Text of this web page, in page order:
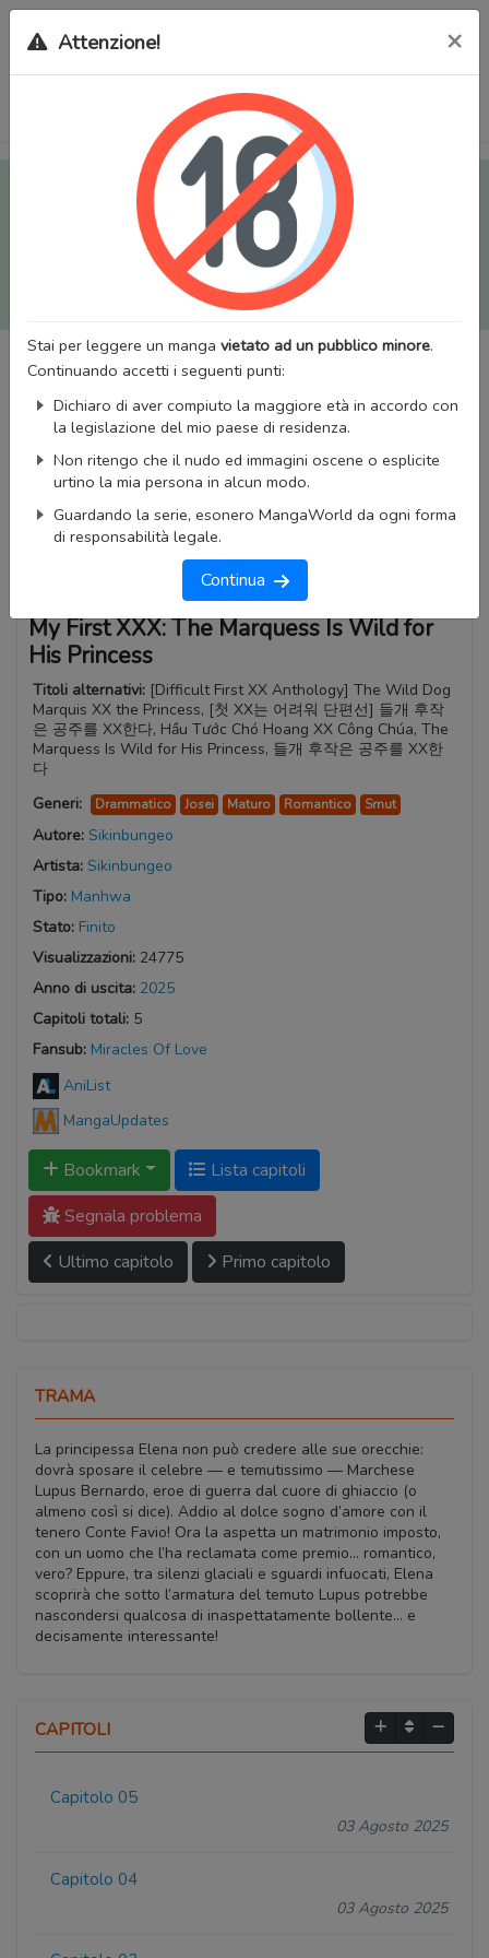
Tutti i Doujinshi e Manga per adulti (+18) sono stati trasferiti
sul nostro nuovo sito (
mangaworldadult.net
); invece, per i
Manga classici, puoi utilizzare
MangaWorld
Potrai effettuare illogincon il tuo account di MangaWorld
tutti i dati sono condivisi tra i due siti,
perderai alcun dato, inclusi bookmarks e premium
Attenzione! ×
Stai per leggere un manga vietato ad un pubblico minore.
Continuando accetti i seguenti punti:
Dichiaro di aver compiuto la maggiore età in accordo con
la legislazione del mio paese di residenza.
Non ritengo che il nudo ed immagini oscene o esplicite
urtino la mia persona in alcun modo.
Guardando la serie, esonero MangaWorld da ogni forma
di responsabilità legale.
Continua
My First XXX: The Marquess Is Wild for
His Princess
Titoli alternativi: [Difficult First XX Anthology] The Wild Dog
Marquis XX the Princess, [첫 XX는 어려워 단편선] 들개 후작
은 공주를 XX한다, Hầu Tước Chó Hoang XX Công Chúa, The
Marquess Is Wild for His Princess, 들개 후작은 공주를 XX한
다
Generi:
Drammatico Josei Maturo Romantico Smut
Autore: Sikinbungeo
Artista: Sikinbungeo
Tipo: Manhwa
Stato: Finito
Visualizzazioni: 24775
Anno di uscita: 2025
Capitoli totali: 5
Fansub: Miracles Of Love
AniList
MangaUpdates
Bookmark
Lista capitoli
Segnala problema
Ultimo capitolo
Primo capitolo
TRAMA
La principessa Elena non può credere alle sue orecchie:
dovrà sposare il celebre — e temutissimo — Marchese
Lupus Bernardo, eroe di guerra dal cuore di ghiaccio (o
almeno così si dice). Addio al dolce sogno d’amore con il
tenero Conte Favio! Ora la aspetta un matrimonio imposto,
con un uomo che l’ha reclamata come premio… romantico,
vero? Eppure, tra silenzi glaciali e sguardi infuocati, Elena
scoprirà che sotto l’armatura del temuto Lupus potrebbe
nascondersi qualcosa di inaspettatamente bollente… e
decisamente interessante!
CAPITOLI
Capitolo 05
03 Agosto 2025
Capitolo 04
03 Agosto 2025